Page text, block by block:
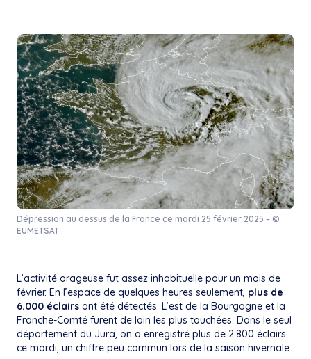
Dépression au dessus de la France ce mardi 25 février 2025 – ©
EUMETSAT
L’activité orageuse fut assez inhabituelle pour un mois de
février. En l’espace de quelques heures seulement, plus de
6.000 éclairs ont été détectés. L’est de la Bourgogne et la
Franche-Comté furent de loin les plus touchées. Dans le seul
département du Jura, on a enregistré plus de 2.800 éclairs
ce mardi, un chiffre peu commun lors de la saison hivernale.